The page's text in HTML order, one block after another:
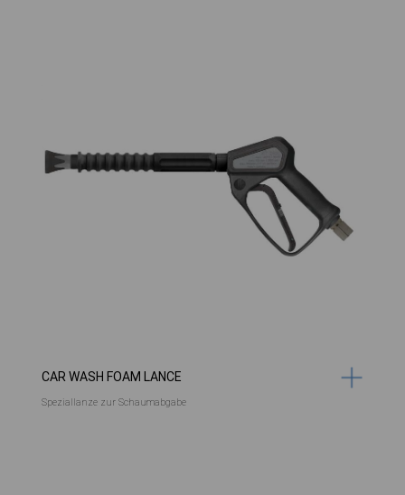
CAR WASH FOAM LANCE
Speziallanze zur Schaumabgabe